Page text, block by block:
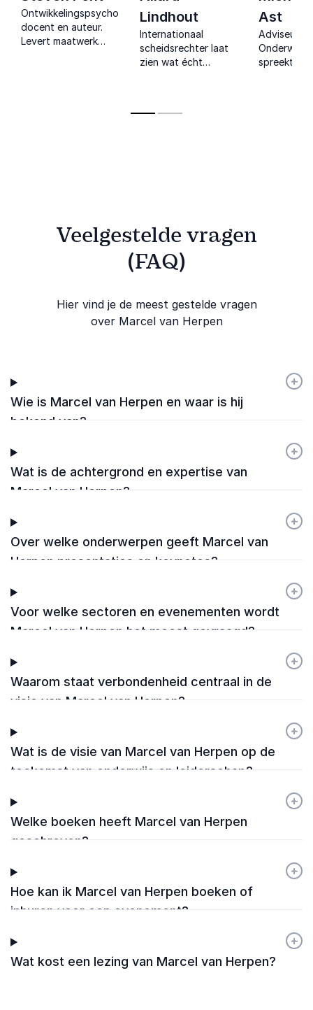
Ontwikkelingspsycholoog,
docent en auteur.
Levert maatwerk
Lindhout
Internationaal
scheidsrechter laat
zien wat écht
beslissing telt, op
Ast
Adviseur
spreekt
Veelgestelde vragen
(FAQ)
Hier vind je de meest gestelde vragen
over Marcel van Herpen
Wie is Marcel van Herpen en waar is hij
bekend van?
+
-
Wat is de achtergrond en expertise van
Marcel van Herpen?
+
-
Over welke onderwerpen geeft Marcel van
Herpen presentaties en keynotes?
+
-
Voor welke sectoren en evenementen wordt
Marcel van Herpen het meest gevraagd?
+
-
Waarom staat verbondenheid centraal in de
visie van Marcel van Herpen?
+
-
Wat is de visie van Marcel van Herpen op de
toekomst van onderwijs en leiderschap?
+
-
Welke boeken heeft Marcel van Herpen
geschreven?
+
-
Hoe kan ik Marcel van Herpen boeken of
inhuren voor een evenement?
+
-
Wat kost een lezing van Marcel van Herpen?
+
-